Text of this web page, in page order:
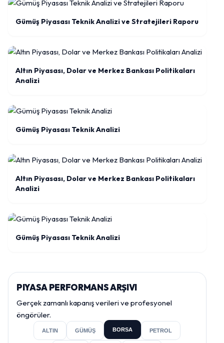
Gümüş Piyasası Teknik Analizi ve Stratejileri Raporu
Altın Piyasası, Dolar ve Merkez Bankası Politikaları
Analizi
Gümüş Piyasası Teknik Analizi
Altın Piyasası, Dolar ve Merkez Bankası Politikaları
Analizi
Gümüş Piyasası Teknik Analizi
PIYASA PERFORMANS ARŞIVI
Gerçek zamanlı kapanış verileri ve profesyonel
öngörüler.
ALTIN GÜMÜŞ BORSA PETROL